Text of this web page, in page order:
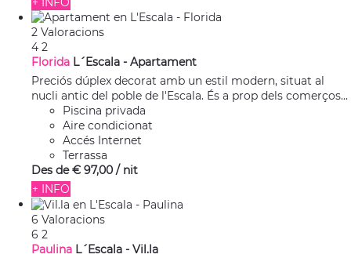
2 Valoracions
4 2
Florida L´Escala - Apartament
Preciós dúplex decorat amb un estil modern, situat al
nucli antic del poble de l'Escala. És a prop dels comerços...
Piscina privada
Aire condicionat
Accés Internet
Terrassa
Des de € 97,00 / nit
+ INFO
6 Valoracions
6 2
Paulina L´Escala - Vil.la